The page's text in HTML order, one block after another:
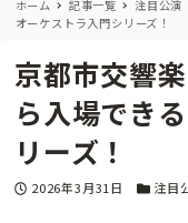
ホーム 記事一覧 注目公演
オーケストラ入門シリーズ！
京都市交響
ら入場でき
リーズ！
投稿日
2026年3月31日 カテゴ
注目